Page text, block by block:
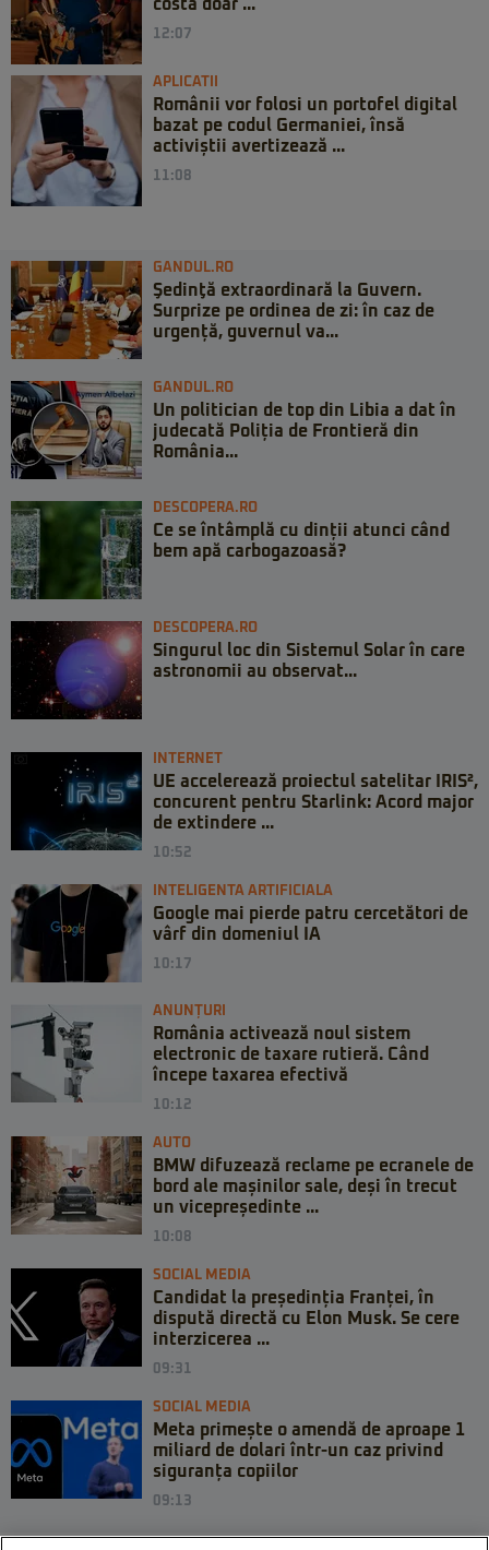
costă doar ...
12:07
APLICATII
Românii vor folosi un portofel digital
bazat pe codul Germaniei, însă
activiștii avertizează ...
11:08
GANDUL.RO
Şedinţă extraordinară la Guvern.
Surprize pe ordinea de zi: în caz de
urgență, guvernul va...
GANDUL.RO
Un politician de top din Libia a dat în
judecată Poliția de Frontieră din
România...
DESCOPERA.RO
Ce se întâmplă cu dinții atunci când
bem apă carbogazoasă?
DESCOPERA.RO
Singurul loc din Sistemul Solar în care
astronomii au observat...
INTERNET
UE accelerează proiectul satelitar IRIS²,
concurent pentru Starlink: Acord major
de extindere ...
10:52
INTELIGENTA ARTIFICIALA
Google mai pierde patru cercetători de
vârf din domeniul IA
10:17
ANUNȚURI
România activează noul sistem
electronic de taxare rutieră. Când
începe taxarea efectivă
10:12
AUTO
BMW difuzează reclame pe ecranele de
bord ale mașinilor sale, deși în trecut
un vicepreședinte ...
10:08
SOCIAL MEDIA
Candidat la președinția Franței, în
dispută directă cu Elon Musk. Se cere
interzicerea ...
09:31
SOCIAL MEDIA
Meta primește o amendă de aproape 1
miliard de dolari într-un caz privind
siguranța copiilor
09:13